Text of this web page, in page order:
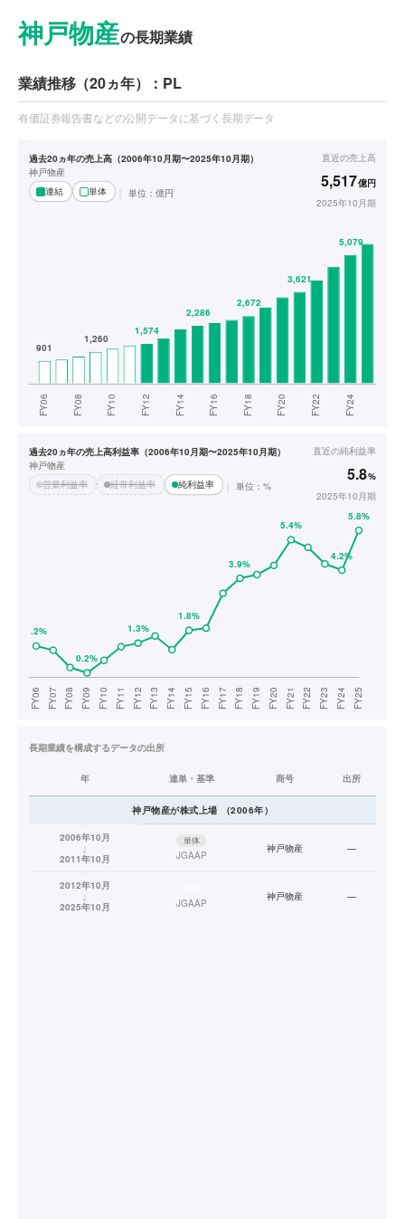
神戸物産の長期業績
業績推移（20ヵ年）：PL
有価証券報告書などの公開データに基づく長期データ
過去20ヵ年の売上高（2006年10月期〜2025年10月期）
神戸物産
連結
単体 単位： 億円
直近の売上高
5,517億円
2025年10月期
過去20ヵ年の売上高利益率（2006年10月期〜2025年10月期）
神戸物産
営業利益率
経常利益率 純利益率 単位：%
直近の純利益率
5.8%
2025年10月期
長期業績を構成するデータの出所
年 連単・基準 商号 出所
神戸物産が株式上場 （2006年）
2006年10月
↓
2011年10月
単体
JGAAP
神戸物産 —
2012年10月
↓
2025年10月
JGAAP
神戸物産 —